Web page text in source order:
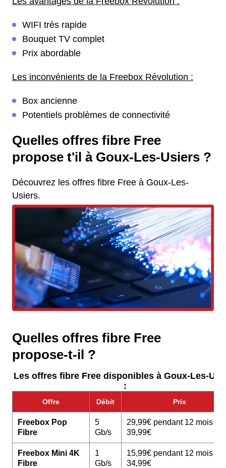
WIFI très rapide
Bouquet TV complet
Prix abordable
Les inconvénients de la Freebox Révolution :
Box ancienne
Potentiels problèmes de connectivité
Quelles offres fibre Free
propose t'il à Goux-Les-Usiers ?
Découvrez les offres fibre Free à Goux-Les-
Usiers.
Quelles offres fibre Free
propose-t-il ?
Les offres fibre Free disponibles à Goux-Les-
:
Offre Débit Prix
Freebox Pop
Fibre
5
Gb/s
29,99€ pendant 12 mois
39,99€
Freebox Mini 4K
Fibre
1
Gb/s
15,99€ pendant 12 mois
34,99€